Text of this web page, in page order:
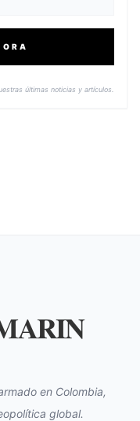
últimas noticias y artículos.
en Colombia,
global.